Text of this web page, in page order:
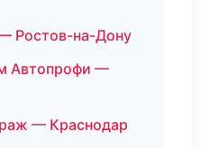
Ростов-на-Дону
Автопрофи —
— Краснодар